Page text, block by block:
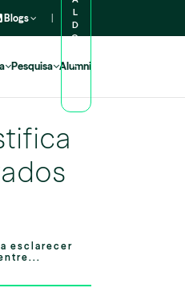
Blogs |
L
D
O
L
O
Pesquisa Alumni
a esclarecer